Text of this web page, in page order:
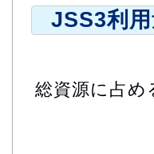
JSS3利
総資源に占め